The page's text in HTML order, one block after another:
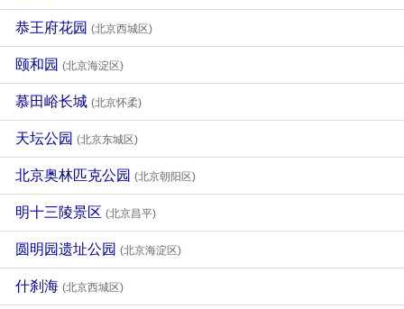
恭王府花园 (北京西城区)
颐和园 (北京海淀区)
慕田峪长城 (北京怀柔)
天坛公园 (北京东城区)
北京奥林匹克公园 (北京朝阳区)
明十三陵景区 (北京昌平)
圆明园遗址公园 (北京海淀区)
什刹海 (北京西城区)